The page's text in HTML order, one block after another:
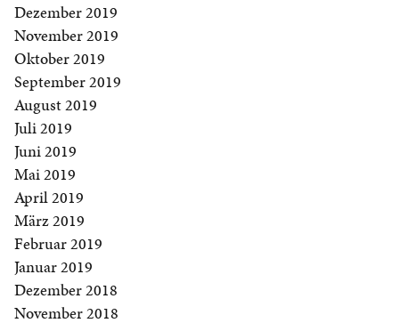
Dezember 2019
November 2019
Oktober 2019
September 2019
August 2019
Juli 2019
Juni 2019
Mai 2019
April 2019
März 2019
Februar 2019
Januar 2019
Dezember 2018
November 2018